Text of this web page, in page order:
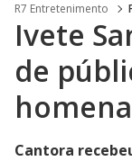
R7 Entretenimento
Ivete
de
Cantora